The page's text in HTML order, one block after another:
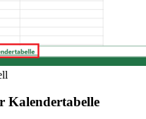
Kalendertabelle